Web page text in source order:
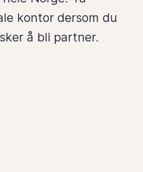
kontor dersom du
å bli partner.